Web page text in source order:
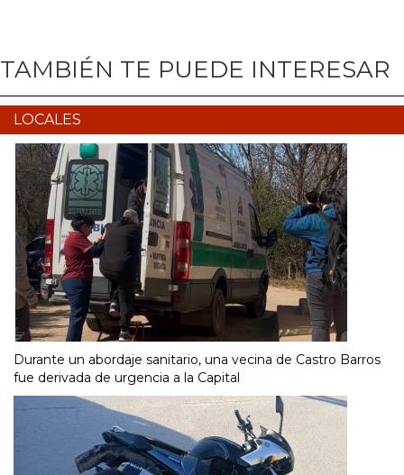
TAMBIÉN TE PUEDE INTERESAR
LOCALES
Durante un abordaje sanitario, una vecina de Castro Barros
fue derivada de urgencia a la Capital